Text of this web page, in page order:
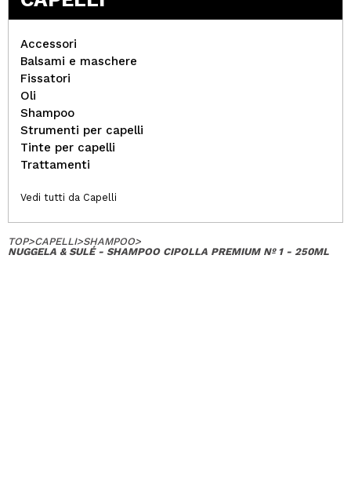
Accessori
Balsami e maschere
Fissatori
Oli
Shampoo
Strumenti per capelli
Tinte per capelli
Trattamenti
Vedi tutti da Capelli
TOP>CAPELLI>SHAMPOO>
NUGGELA & SULÉ - SHAMPOO CIPOLLA PREMIUM Nº 1 - 250ML